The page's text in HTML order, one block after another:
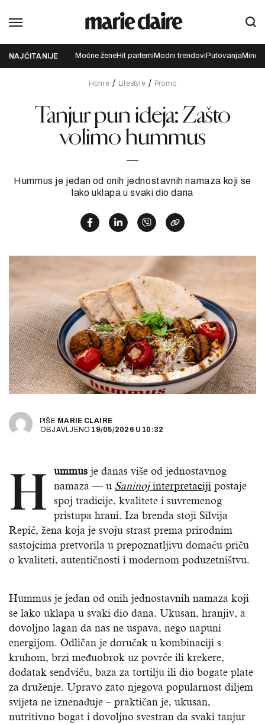
NAJČITANIJE Moćne ženeHit parfemi Modni trendovi Putovanja
Home Lifestyle Promo
Tanjur pun ideja: Zašto
volimo hummus
Hummus je jedan od onih jednostavnih namaza koji se
lako uklapa u svaki dio dana
PIŠE MARIE CLAIRE
OBJAVLJENO 19/05/2026 U 10:32
H ummus je danas više od jednostavnog
namaza — u Saninojinterpretaciji postaje
spoj tradicije, kvalitete i suvremenog
pristupa hrani. Iza brenda stoji Silvija
Repić, žena koja je svoju strast prema prirodnim
sastojcima pretvorila u prepoznatljivu domaću priču
o kvaliteti, autentičnosti i modernom poduzetništvu.
Hummus je jedan od onih jednostavnih namaza koji
se lako uklapa u svaki dio dana. Ukusan, hranjiv, a
dovoljno lagan da nas ne uspava, nego napuni
energijom. Odličan je doručak u kombinaciji s
kruhom, brzi međuobrok uz povrće ili krekere,
dodatak sendviču, baza za tortilju ili dio bogate plate
za druženje. Upravo zato njegova popularnost diljem
svijeta ne iznenađuje – praktičan je, ukusan,
nutritivno bogat i dovoljno svestran da svaki tanjur